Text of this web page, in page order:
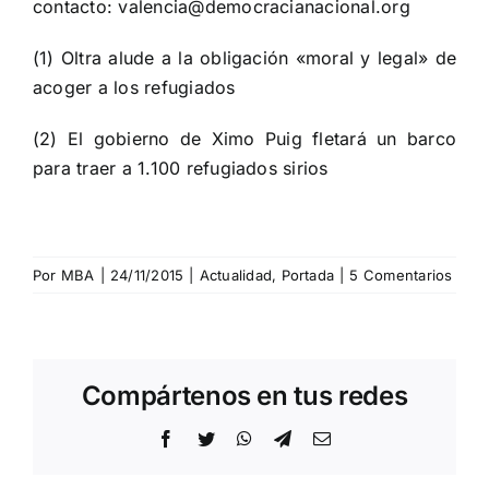
contacto: valencia@democracianacional.org
(1) Oltra alude a la obligación «moral y legal» de
acoger a los refugiados
(2) El gobierno de Ximo Puig fletará un barco
para traer a 1.100 refugiados sirios
Por MBA 24/11/2015 Actualidad, Portada 5 Comentarios
Compártenos en tus redes
Facebook
Twitter WhatsApp
TelegramCorreo